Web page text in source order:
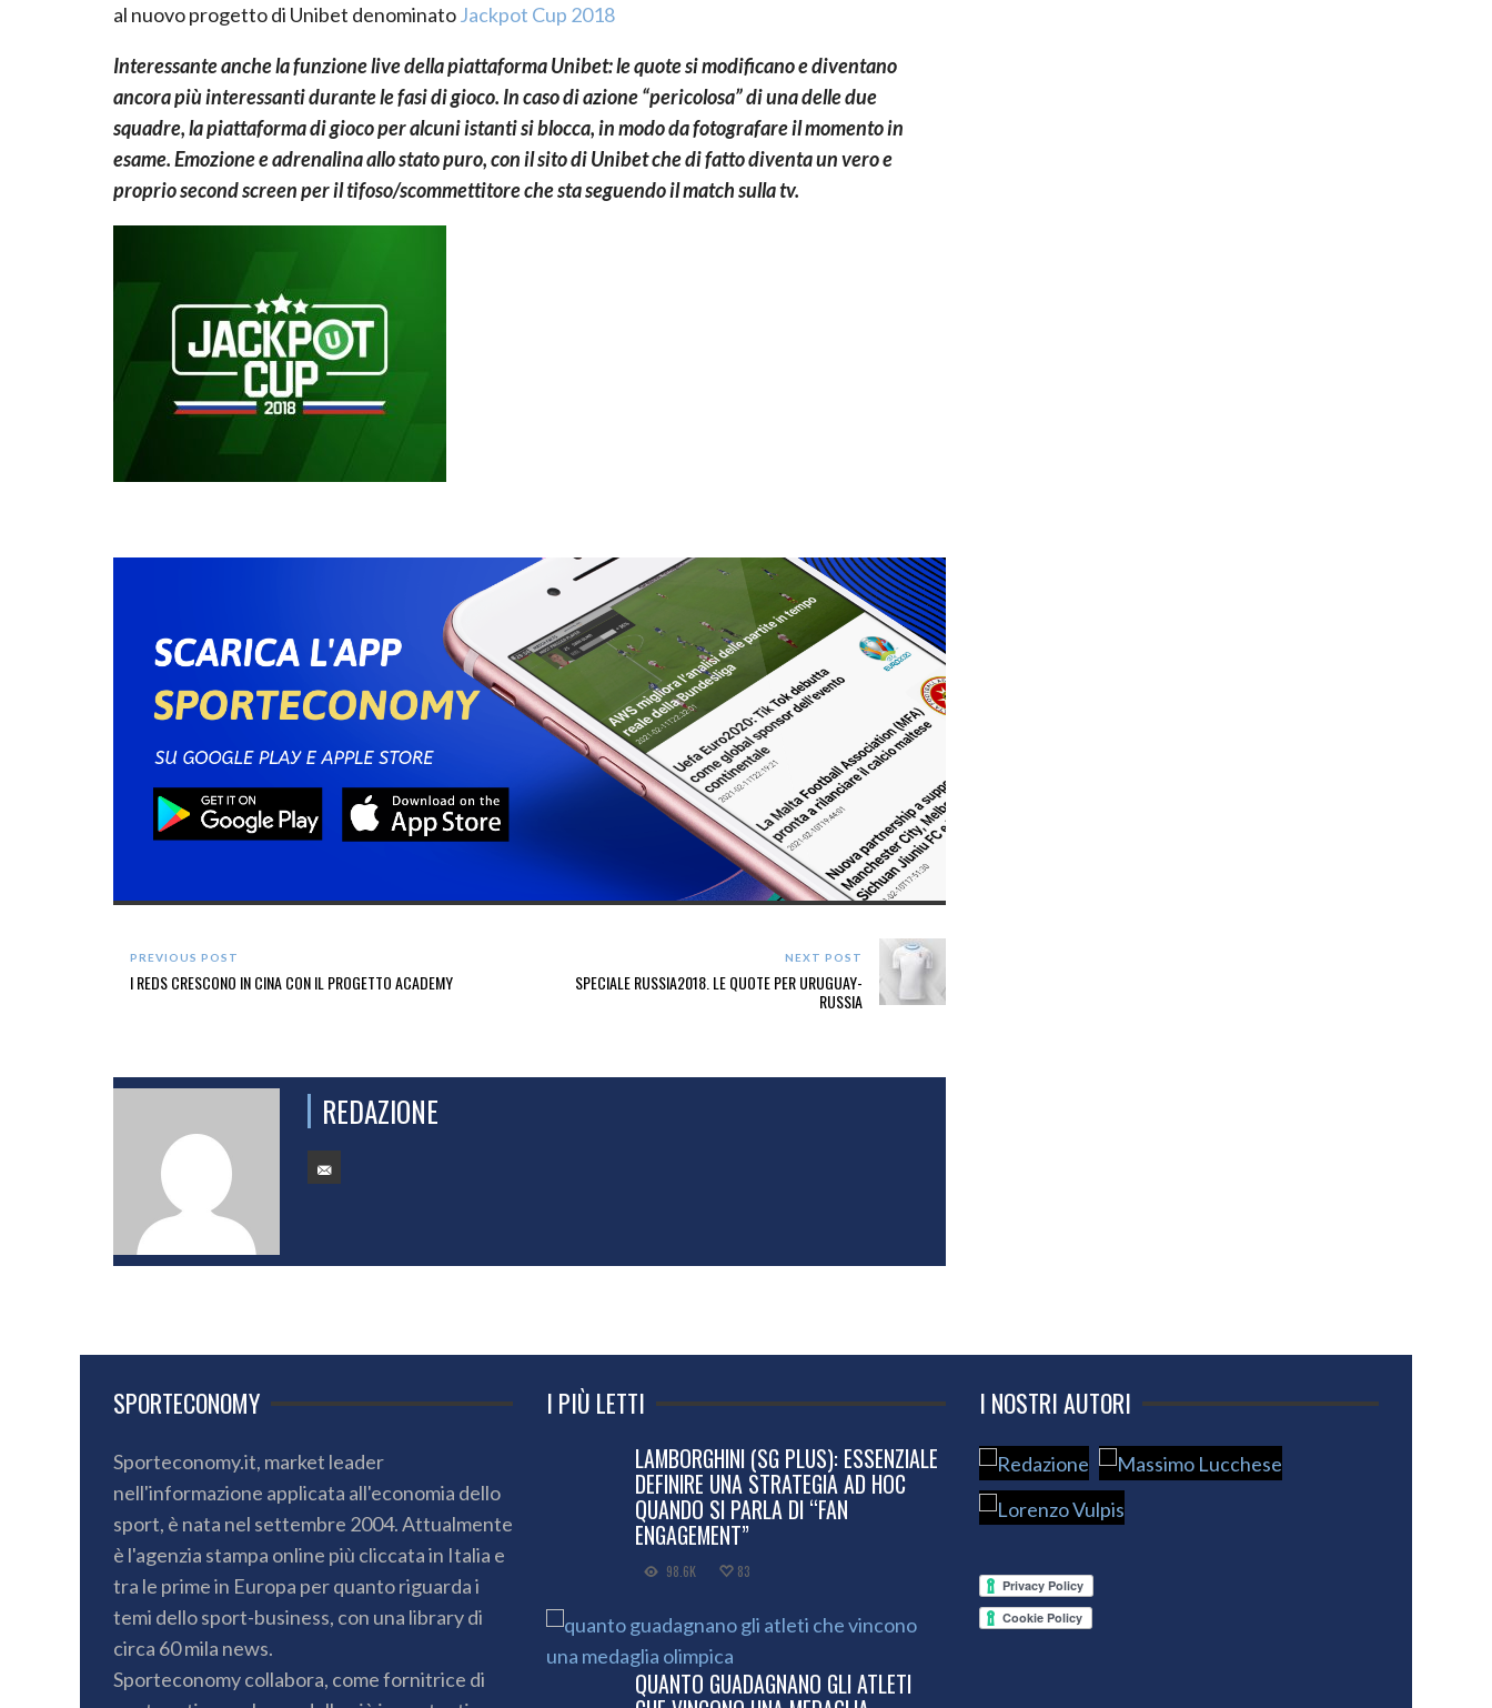
al nuovo progetto di Unibet denominatoJackpot Cup 2018
Interessante anche la funzione live della piattaforma Unibet: le quote si modificano e diventano
ancora più interessanti durante le fasi di gioco. In caso di azione “pericolosa” di una delle due
squadre, la piattaforma di gioco per alcuni istanti si blocca, in modo da fotografare il momento in
esame. Emozione e adrenalina allo stato puro, con il sito di Unibet che di fatto diventa un vero e
proprio second screen per il tifoso/scommettitore che sta seguendo il match sulla tv.
PREVIOUS POST
I REDS CRESCONO IN CINA CON IL PROGETTO ACADEMY
NEXT POST
SPECIALE RUSSIA2018. LE QUOTE PER URUGUAY-
RUSSIA
REDAZIONE
SPORTECONOMY
Sporteconomy.it, market leader
nell'informazione applicata all'economia dello
sport, è nata nel settembre 2004. Attualmente
è l'agenzia stampa online più cliccata in Italia e
tra le prime in Europa per quanto riguarda i
temi dello sport-business, con una library di
circa 60 mila news.
Sporteconomy collabora, come fornitrice di
I PIÙ LETTI
LAMBORGHINI (SG PLUS): ESSENZIALE
DEFINIRE UNA STRATEGIA AD HOC
QUANDO SI PARLA DI “FAN
ENGAGEMENT”
98.6K 83
QUANTO GUADAGNANO GLI ATLETI
I NOSTRI AUTORI